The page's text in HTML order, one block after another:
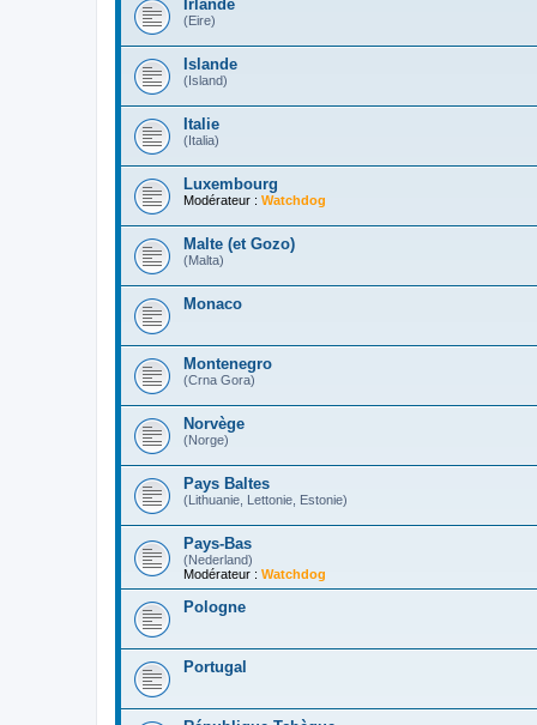
Irlande
(Eire)
Islande
(Island)
Italie
(Italia)
Luxembourg
Modérateur : Watchdog
Malte (et Gozo)
(Malta)
Monaco
Montenegro
(Crna Gora)
Norvège
(Norge)
Pays Baltes
(Lithuanie, Lettonie, Estonie)
Pays-Bas
(Nederland)
Modérateur : Watchdog
Pologne
Portugal